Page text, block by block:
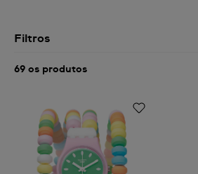
Filtros
69 os produtos